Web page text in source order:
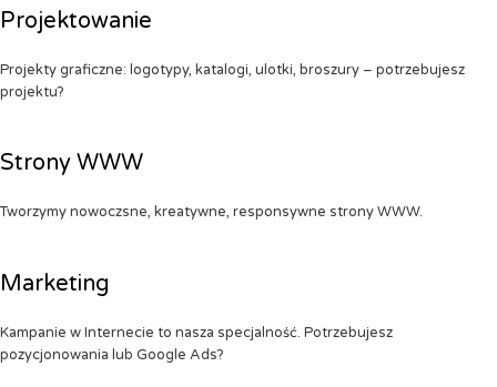
Projektowanie
Projekty graficzne: logotypy, katalogi, ulotki, broszury – potrzebujesz
projektu?
Strony WWW
Tworzymy nowoczsne, kreatywne, responsywne strony WWW.
Marketing
Kampanie w Internecie to nasza specjalność. Potrzebujesz
pozycjonowania lub Google Ads?